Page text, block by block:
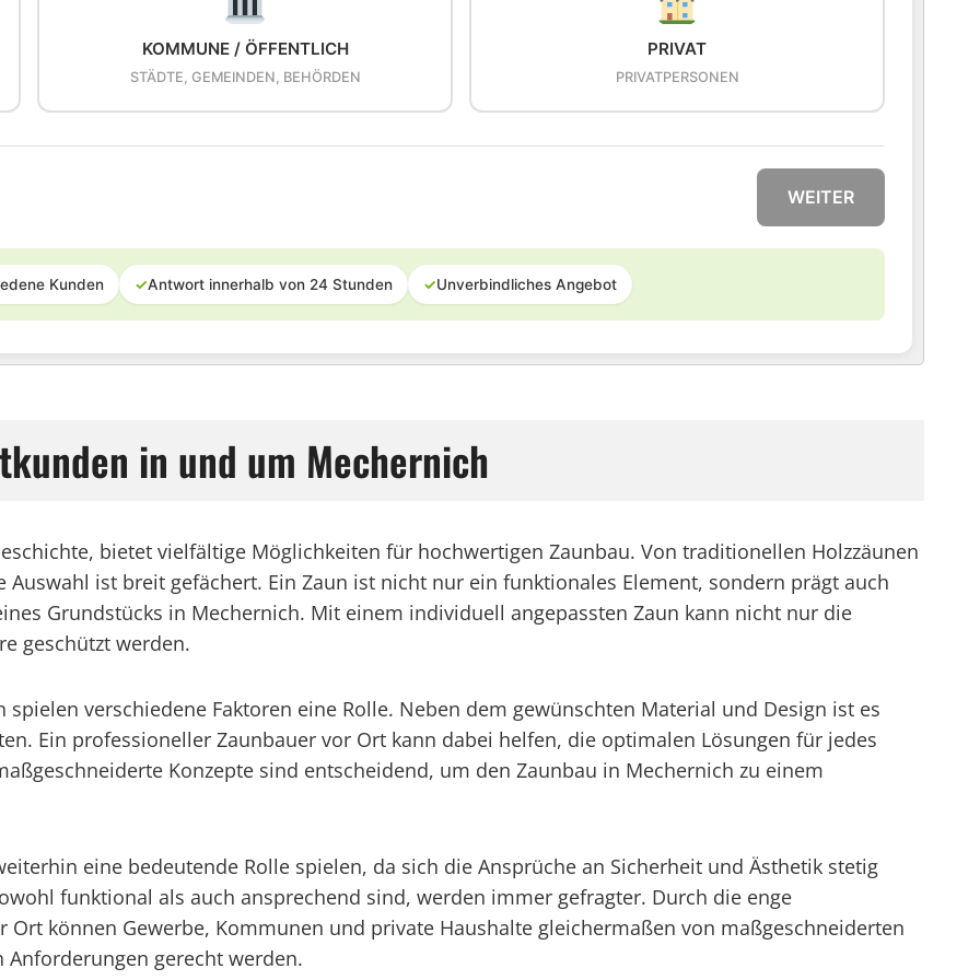
KOMMUNE / ÖFFENTLICH
STÄDTE, GEMEINDEN, BEHÖRDEN
PRIVAT
PRIVATPERSONEN
WEITER
Kunden ✓Antwort innerhalb von 24 Stunden ✓Unverbindliches Angebot
in und um Mechernich
bietet vielfältige Möglichkeiten für hochwertigen Zaunbau. Von traditionellen Holzzäunen
ist breit gefächert. Ein Zaun ist nicht nur ein funktionales Element, sondern prägt auch
Grundstücks in Mechernich. Mit einem individuell angepassten Zaun kann nicht nur die
geschützt werden.
verschiedene Faktoren eine Rolle. Neben dem gewünschten Material und Design ist es
Ein professioneller Zaunbauer vor Ort kann dabei helfen, die optimalen Lösungen für jedes
Konzepte sind entscheidend, um den Zaunbau in Mechernich zu einem
eine bedeutende Rolle spielen, da sich die Ansprüche an Sicherheit und Ästhetik stetig
funktional als auch ansprechend sind, werden immer gefragter. Durch die enge
können Gewerbe, Kommunen und private Haushalte gleichermaßen von maßgeschneiderten
gerecht werden.